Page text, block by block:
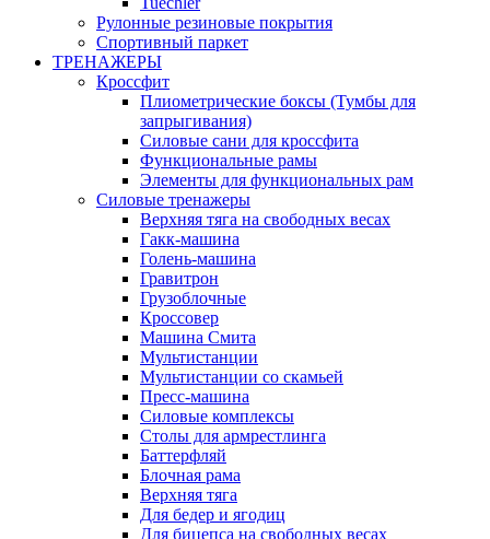
Рулонные резиновые покрытия
Спортивный паркет
ТРЕНАЖЕРЫ
Кроссфит
Плиометрические боксы (Тумбы для
запрыгивания)
Силовые сани для кроссфита
Функциональные рамы
Элементы для функциональных рам
Силовые тренажеры
Верхняя тяга на свободных весах
Гакк-машина
Голень-машина
Гравитрон
Грузоблочные
Кроссовер
Машина Смита
Мультистанции
Мультистанции со скамьей
Пресс-машина
Силовые комплексы
Столы для армрестлинга
Баттерфляй
Блочная рама
Верхняя тяга
Для бедер и ягодиц
Для бицепса на свободных весах